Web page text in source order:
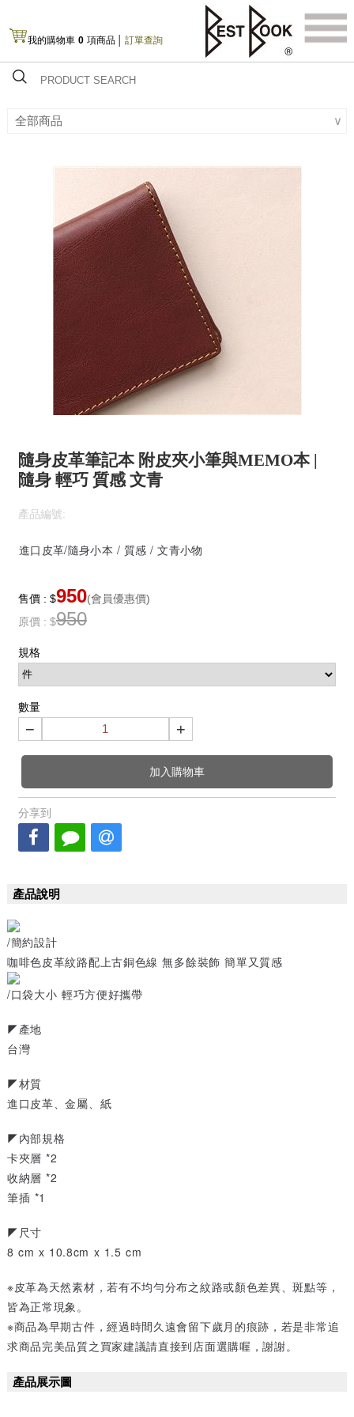
我的購物車 0 項商品 訂單查詢
全部商品 ∨
隨身皮革筆記本 附皮夾小筆與MEMO本 |
隨身 輕巧 質感 文青
產品編號:
進口皮革/隨身小本 / 質感 / 文青小物
售價 : $950(會員優惠價)
原價 : $950
規格
數量
− +
加入購物車
分享到
產品說明
/簡約設計
咖啡色皮革紋路配上古銅色線 無多餘裝飾 簡單又質感
/口袋大小 輕巧方便好攜帶
◤產地
台灣
◤材質
進口皮革、金屬、紙
◤內部規格
卡夾層 *2
收納層 *2
筆插 *1
◤尺寸
8 cm x 10.8cm x 1.5 cm
※皮革為天然素材，若有不均勻分布之紋路或顏色差異、斑點等，
皆為正常現象。
※商品為早期古件，經過時間久遠會留下歲月的痕跡，若是非常追
求商品完美品質之買家建議請直接到店面選購喔，謝謝。
產品展示圖